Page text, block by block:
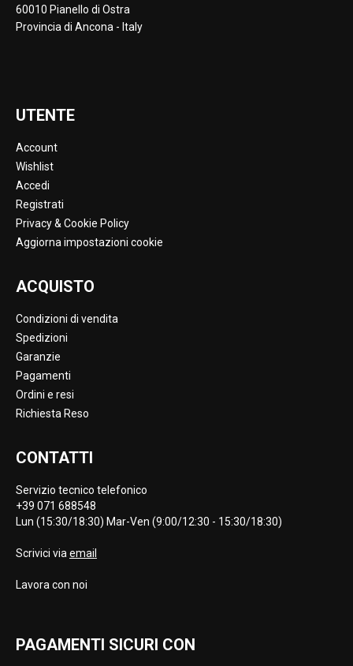
60010 Pianello di Ostra
Provincia di Ancona - Italy
UTENTE
Account
Wishlist
Accedi
Registrati
Privacy & Cookie Policy
Aggiorna impostazioni cookie
ACQUISTO
Condizioni di vendita
Spedizioni
Garanzie
Pagamenti
Ordini e resi
Richiesta Reso
CONTATTI
Servizio tecnico telefonico
+39 071 688548
Lun (15:30/18:30) Mar-Ven (9:00/12:30 - 15:30/18:30)
Scrivici via email
Lavora con noi
PAGAMENTI SICURI CON